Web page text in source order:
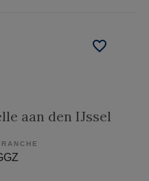
aan den IJssel